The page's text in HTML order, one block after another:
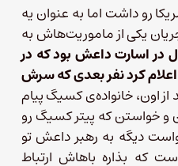
رو داشت اما به عنوان یه
یکی از ماموریت‌هاش به
در اسارت داعش بود که در
کرد نفر بعدی که سرش
از اون، خانواده‌ی کسیگ پیام
و خواستن که پیتر کسیگ رو
دیگه به رهبر داعش تو
که بذاره باهاش ارتباط